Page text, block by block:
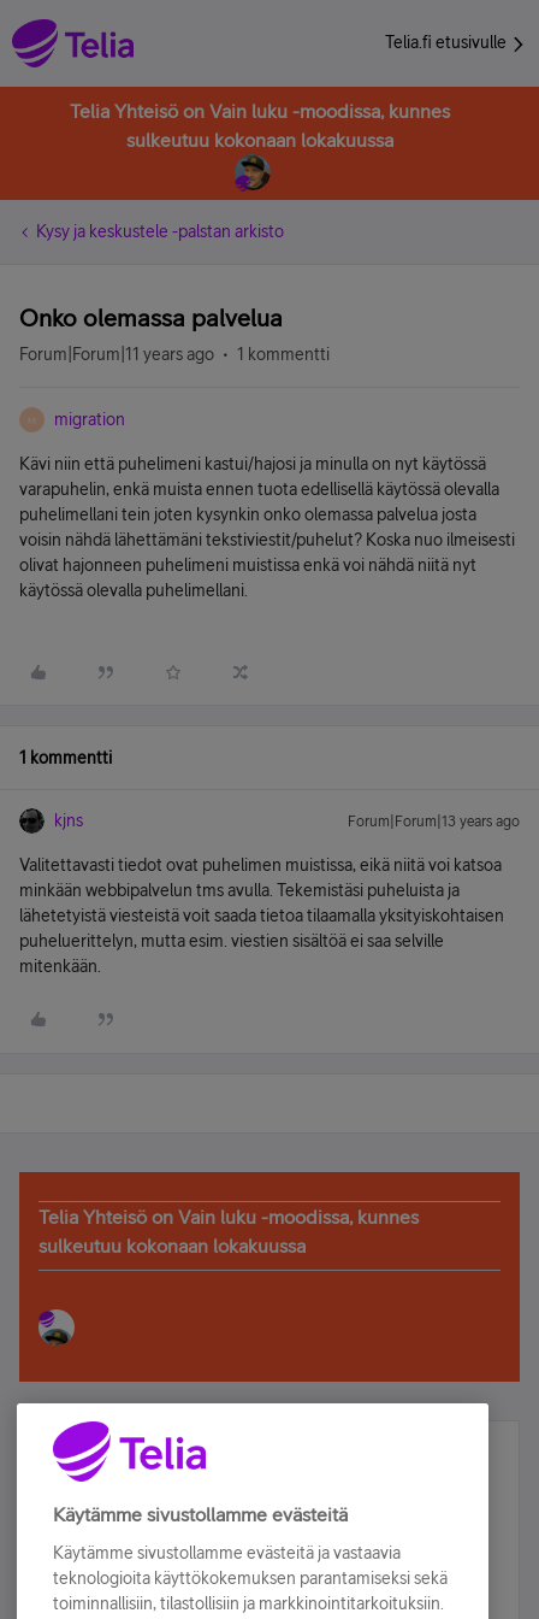
Telia.fi etusivulle
Telia Yhteisö on Vain luku -moodissa, kunnes
sulkeutuu kokonaan lokakuussa
Kysy ja keskustele -palstan arkisto
Onko olemassa palvelua
Forum|Forum|11 years ago 1 kommentti
M migration
Kävi niin että puhelimeni kastui/hajosi ja minulla on nyt käytössä
varapuhelin, enkä muista ennen tuota edellisellä käytössä olevalla
puhelimellani tein joten kysynkin onko olemassa palvelua josta
voisin nähdä lähettämäni tekstiviestit/puhelut? Koska nuo ilmeisesti
olivat hajonneen puhelimeni muistissa enkä voi nähdä niitä nyt
käytössä olevalla puhelimellani.
1 kommentti
kjns Forum|Forum|13 years ago
Valitettavasti tiedot ovat puhelimen muistissa, eikä niitä voi katsoa
minkään webbipalvelun tms avulla. Tekemistäsi puheluista ja
lähetetyistä viesteistä voit saada tietoa tilaamalla yksityiskohtaisen
puheluerittelyn, mutta esim. viestien sisältöä ei saa selville
mitenkään.
Telia Yhteisö on Vain luku -moodissa, kunnes
sulkeutuu kokonaan lokakuussa
Älä jää paitsi – osallistu ja voita!
Tilaa Telian uutiskirje ja olet mukana arvonnassa.
sähköpostiisi.
Käytämme sivustollamme evästeitä
Käytämme sivustollamme evästeitä ja vastaavia
teknologioita käyttökokemuksen parantamiseksi sekä
toiminnallisiin, tilastollisiin ja markkinointitarkoituksiin.